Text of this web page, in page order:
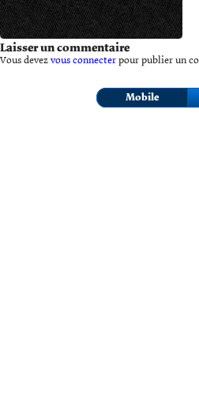
Laisser un commentaire
Vous devez vous connecter pour publier un
Mobile